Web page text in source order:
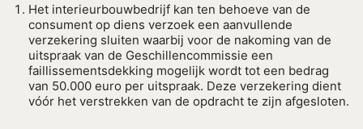
Het interieurbouwbedrijf kan ten behoeve van de
consument op diens verzoek een aanvullende
verzekering sluiten waarbij voor de nakoming van de
uitspraak van de Geschillencommissie een
faillissementsdekking mogelijk wordt tot een bedrag
van 50.000 euro per uitspraak. Deze verzekering dient
vóór het verstrekken van de opdracht te zijn afgesloten.